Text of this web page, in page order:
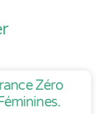
Zéro